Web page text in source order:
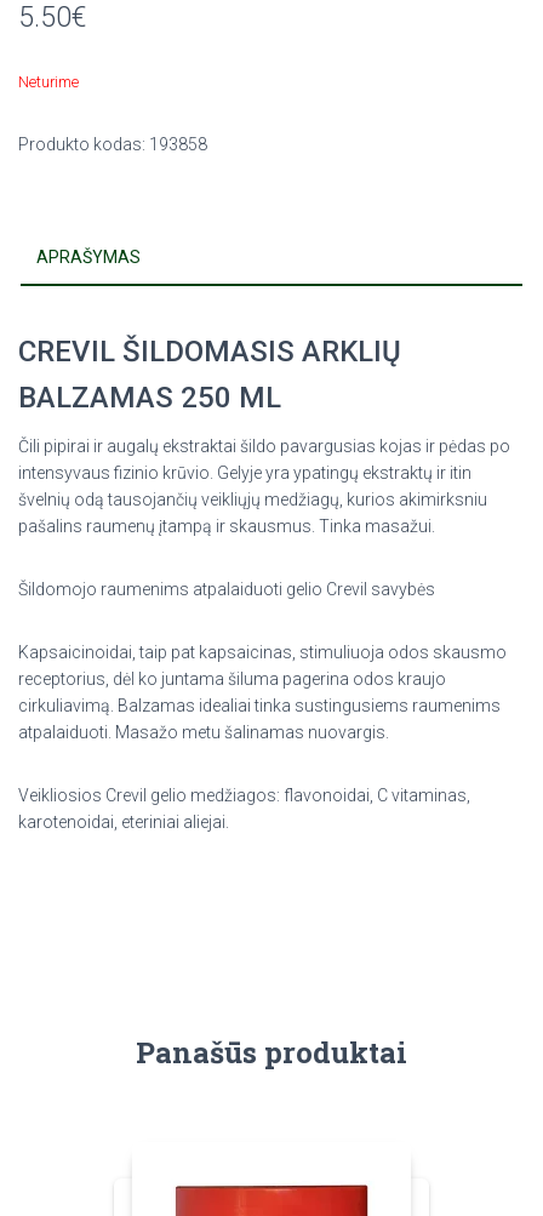
5.50€
Neturime
Produkto kodas: 193858
APRAŠYMAS
CREVIL ŠILDOMASIS ARKLIŲ
BALZAMAS 250 ML
Čili pipirai ir augalų ekstraktai šildo pavargusias kojas ir pėdas po
intensyvaus fizinio krūvio. Gelyje yra ypatingų ekstraktų ir itin
švelnių odą tausojančių veikliųjų medžiagų, kurios akimirksniu
pašalins raumenų įtampą ir skausmus. Tinka masažui.
Šildomojo raumenims atpalaiduoti gelio Crevil savybės
Kapsaicinoidai, taip pat kapsaicinas, stimuliuoja odos skausmo
receptorius, dėl ko juntama šiluma pagerina odos kraujo
cirkuliavimą. Balzamas idealiai tinka sustingusiems raumenims
atpalaiduoti. Masažo metu šalinamas nuovargis.
Veikliosios Crevil gelio medžiagos: flavonoidai, C vitaminas,
karotenoidai, eteriniai aliejai.
Panašūs produktai